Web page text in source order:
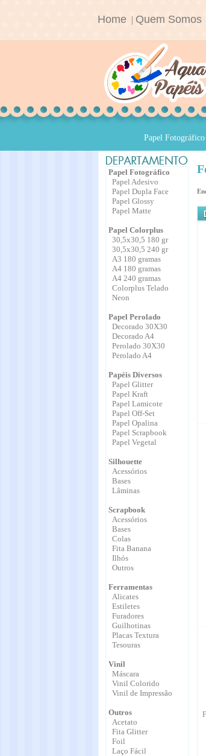
Home | Quem Somos
Papel Fotográfico
Papel Fotográfico
Papel Adesivo
Papel Dupla Face
Papel Glossy
Papel Matte
Papel Colorplus
30,5x30,5 180 gr
30,5x30,5 240 gr
A3 180 gramas
A4 180 gramas
A4 240 gramas
Colorplus Telado
Neon
Papel Perolado
Decorado 30X30
Decorado A4
Perolado 30X30
Perolado A4
Papéis Diversos
Papel Glitter
Papel Kraft
Papel Lamicote
Papel Off-Set
Papel Opalina
Papel Scrapbook
Papel Vegetal
Silhouette
Acessórios
Bases
Lâminas
Scrapbook
Acessórios
Bases
Colas
Fita Banana
Ilhós
Outros
Ferramentas
Alicates
Estiletes
Furadores
Guilhotinas
Placas Textura
Tesouras
Vinil
Máscara
Vinil Colorido
Vinil de Impressão
Outros
Acetato
Fita Glitter
Foil
Laço Fácil